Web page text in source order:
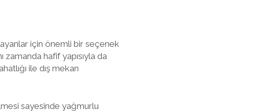
için önemli bir seçenek
zamanda hafif yapısıyla da
ile dış mekan
sayesinde yağmurlu